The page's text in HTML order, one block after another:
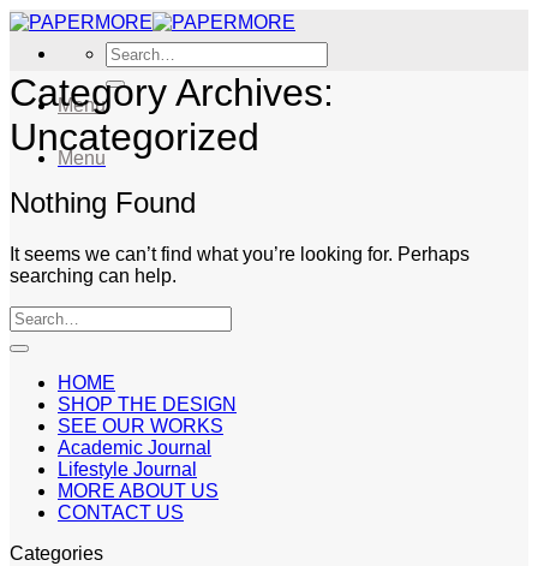
Skip
content
Search
for:
Menu
Menu
Category Archives:
Uncategorized
Nothing Found
It seems we can’t find what you’re looking for. Perhaps
searching can help.
HOME
SHOP THE DESIGN
SEE OUR WORKS
Academic Journal
Lifestyle Journal
MORE ABOUT US
CONTACT US
Categories